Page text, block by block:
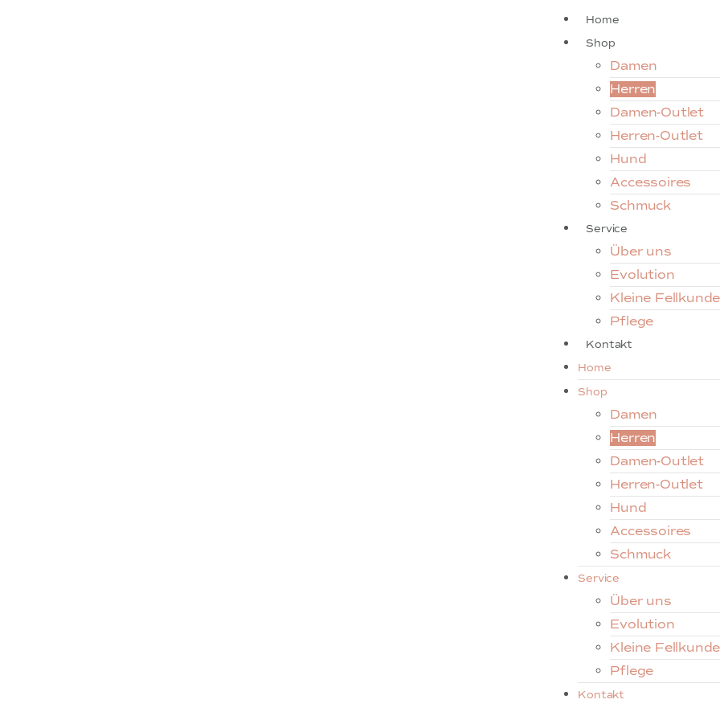
Home
Shop
Damen
Herren
Damen-Outlet
Herren-Outlet
Hund
Accessoires
Schmuck
Service
Über uns
Evolution
Kleine Fellkunde
Pflege
Kontakt
Home
Shop
Damen
Herren
Damen-Outlet
Herren-Outlet
Hund
Accessoires
Schmuck
Service
Über uns
Evolution
Kleine Fellkunde
Pflege
Kontakt